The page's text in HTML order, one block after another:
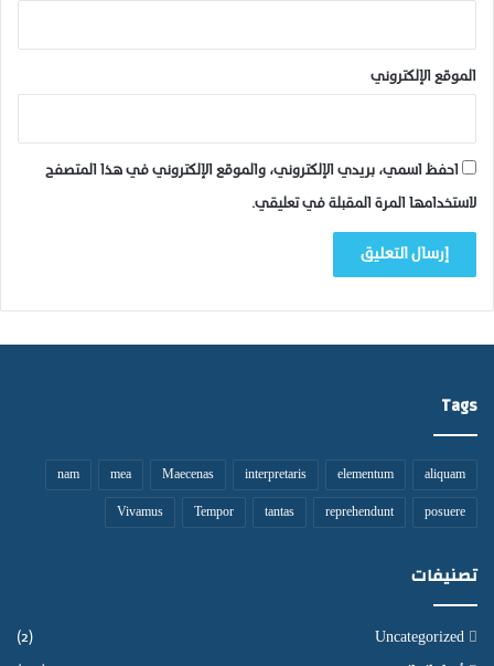
الموقع الإلكتروني
احفظ اسمي، بريدي الإلكتروني، والموقع الإلكتروني في هذا المتصفح
لاستخدامها المرة المقبلة في تعليقي.
Tags
aliquam
elementum
interpretaris
Maecenas
mea
nam
posuere
reprehendunt
tantas
Tempor
Vivamus
تصنيفات
Uncategorized
(2)